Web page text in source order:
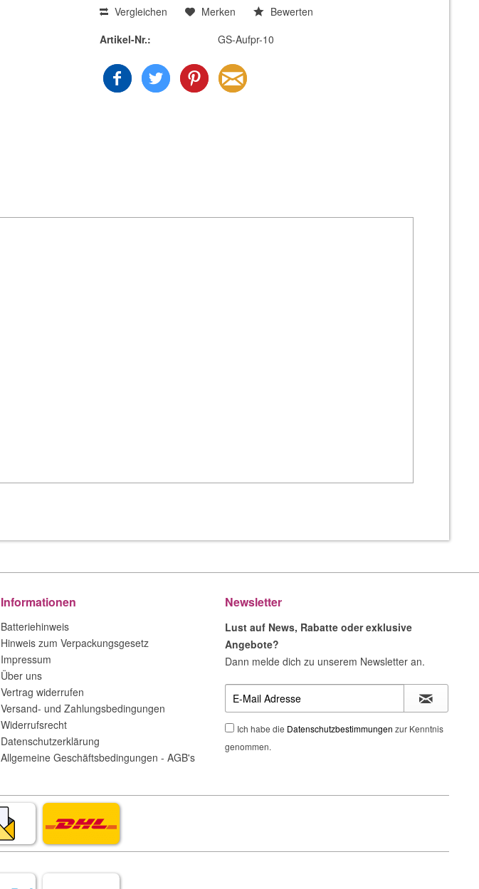
Vergleichen Merken
Bewerten
Artikel-Nr.:
GS-Aufpr-10
Informationen
Batteriehinweis
Hinweis zum Verpackungsgesetz
Impressum
Über uns
Vertrag widerrufen
Versand- und Zahlungsbedingungen
Widerrufsrecht
Datenschutzerklärung
Allgemeine Geschäftsbedingungen - AGB's
Newsletter
Lust auf News, Rabatte oder exklusive
Angebote?
Dann melde dich zu unserem Newsletter an.
Ich habe die Datenschutzbestimmungen zur Kenntnis
genommen.